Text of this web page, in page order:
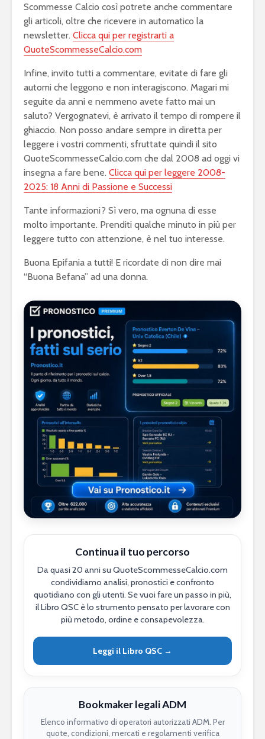
Scommesse Calcio così potrete anche commentare
gli articoli, oltre che ricevere in automatico la
newsletter. Clicca qui per registrarti a
QuoteScommesseCalcio.com
Infine, invito tutti a commentare, evitate di fare gli
automi che leggono e non interagiscono. Magari mi
seguite da anni e nemmeno avete fatto mai un
saluto? Vergognatevi, è arrivato il tempo di rompere il
ghiaccio. Non posso andare sempre in diretta per
leggere i vostri commenti, sfruttate quindi il sito
QuoteScommesseCalcio.com che dal 2008 ad oggi vi
insegna a fare bene. Clicca qui per leggere 2008-
2025: 18 Anni di Passione e Successi
Tante informazioni? Sì vero, ma ognuna di esse
molto importante. Prenditi qualche minuto in più per
leggere tutto con attenzione, è nel tuo interesse.
Buona Epifania a tutti! E ricordate di non dire mai
“Buona Befana” ad una donna.
Continua il tuo percorso
Da quasi 20 anni su QuoteScommesseCalcio.com
condividiamo analisi, pronostici e confronto
quotidiano con gli utenti. Se vuoi fare un passo in più,
il Libro QSC è lo strumento pensato per lavorare con
più metodo, ordine e consapevolezza.
Leggi il Libro QSC →
Bookmaker legali ADM
Elenco informativo di operatori autorizzati ADM. Per
quote, condizioni, mercati e regolamenti verifica